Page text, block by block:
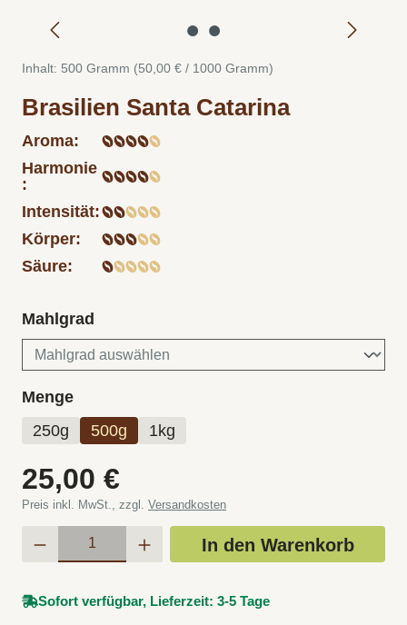
Brasilien Santa Catarina
Aroma:
Harmonie
:
Intensität:
Körper:
Säure:
Regulärer Preis:
25,00 €
Inhalt: 500 Gramm (50,00 € / 1000 Gramm)
Preis inkl. MwSt., zzgl. Versandkosten
Sofort verfügbar, Lieferzeit: 3-5 Tage
Mahlgrad
Mengeauswählen
250g
500g 1kg
Produkt Anzahl: Gib den gewünschten
In den Warenkorb